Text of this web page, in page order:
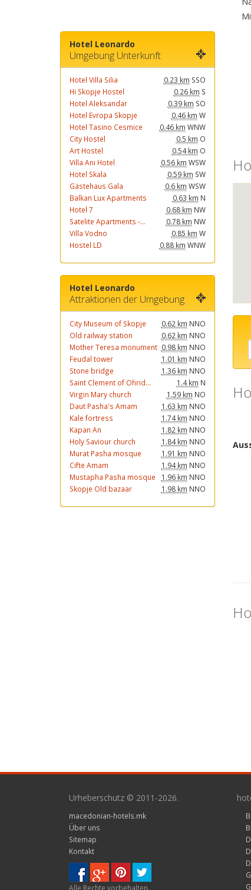
Hotel Leonardo
Umgebung Unterkunft
Hotel Villa Silia 0.23 km SSO
Hi Skopje Hostel
0.26 km S
Hotel Aleksandar
0.39 km SO
Hotel Evropa Skopje
0.46 km W
Hotel Tasino Cesmice
0.46 km WNW
City Hostel
0.5 km O
Art Hostel
0.54 km O
Villa Ani Hotel
0.56 km WSW
Hotel Skala
0.59 km SW
Gästehaus Gala
0.6 km WSW
Balkan Lux Apartments
0.63 km N
Hotel 7
0.68 km NW
Satelite Apartments -...
0.78 km NW
Villa Vodno
0.85 km W
Hostel LD
0.88 km WNW
Hotel Leonardo
Attraktionen der Umgebung
City Museum of Skopje 0.62 km NNO
Old railway station
0.62 km NNO
Mother Teresa monument 0.98 km NNO
Feudal tower
1.01 km NNO
Stone bridge
1.36 km NNO
Saint Clement of Ohrid...
1.4 km N
Virgin Mary church
1.59 km NO
Daut Pasha's Amam
1.63 km NNO
Kale fortress
1.74 km NNO
Kapan An
1.82 km NNO
Holy Saviour church
1.84 km NNO
Murat Pasha mosque
1.91 km NNO
Cifte Amam
1.94 km NNO
Mustapha Pasha mosque
1.96 km NNO
Skopje Old bazaar
1.98 km NNO
Urheberschutz © 2011-2026.
macedonian-hotels.mk
Über uns
Sitemap
Kontakt
Alle Rechte vorbehalten.